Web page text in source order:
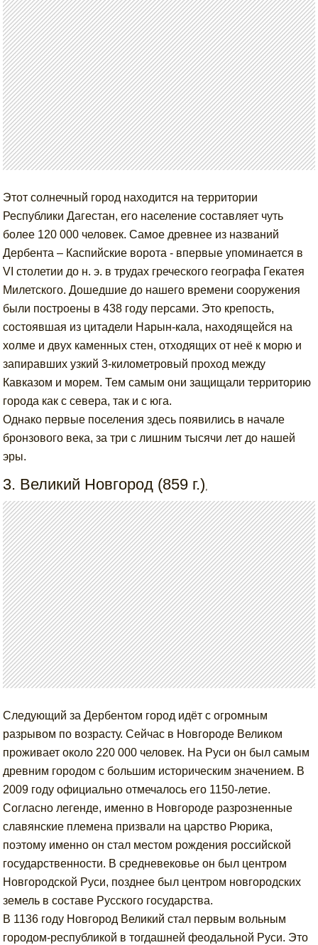
Этот солнечный город находится на территории
Республики Дагестан, его население составляет чуть
более 120 000 человек. Самое древнее из названий
Дербента – Каспийские ворота - впервые упоминается в
VI столетии до н. э. в трудах греческого географа Гекатея
Милетского. Дошедшие до нашего времени сооружения
были построены в 438 году персами. Это крепость,
состоявшая из цитадели Нарын-кала, находящейся на
холме и двух каменных стен, отходящих от неё к морю и
запиравших узкий 3-километровый проход между
Кавказом и морем. Тем самым они защищали территорию
города как с севера, так и с юга.
Однако первые поселения здесь появились в начале
бронзового века, за три с лишним тысячи лет до нашей
эры.
3. Великий Новгород (859 г.)
Следующий за Дербентом город идёт с огромным
разрывом по возрасту. Сейчас в Новгороде Великом
проживает около 220 000 человек. На Руси он был самым
древним городом с большим историческим значением. В
2009 году официально отмечалось его 1150-летие.
Согласно легенде, именно в Новгороде разрозненные
славянские племена призвали на царство Рюрика,
поэтому именно он стал местом рождения российской
государственности. В средневековье он был центром
Новгородской Руси, позднее был центром новгородских
земель в составе Русского государства.
В 1136 году Новгород Великий стал первым вольным
городом-республикой в тогдашней феодальной Руси. Это